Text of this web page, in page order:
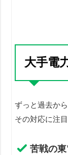
大手電
ずっと過去か
その対応に注
苦戦の